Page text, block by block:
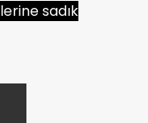
sadık